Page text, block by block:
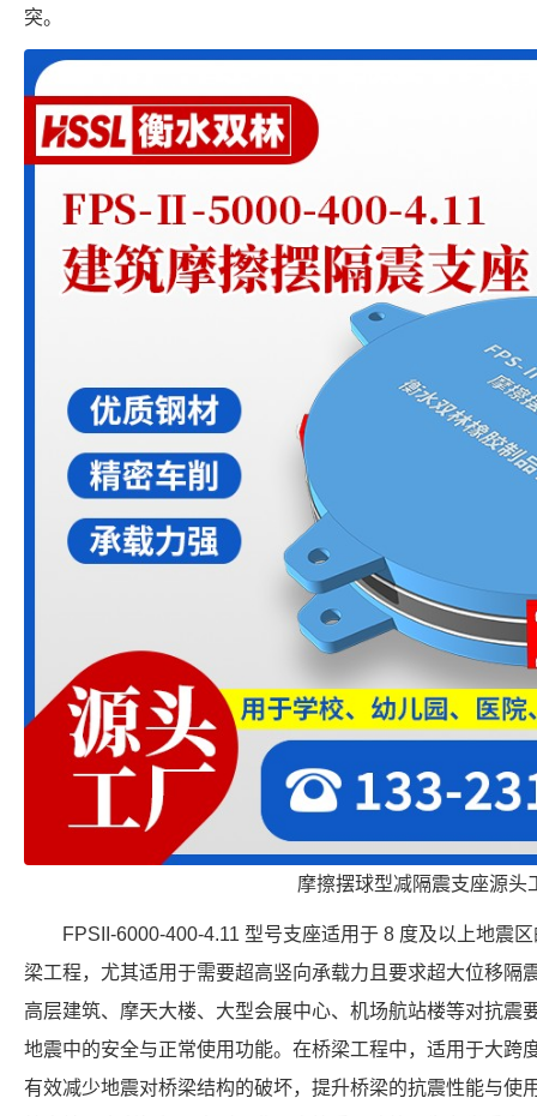
突。
摩擦摆球型减隔震支座源头
FPSII-6000-400-4.11 型号支座适用于 8 度及以上地震
梁工程，尤其适用于需要超高竖向承载力且要求超大位移隔
高层建筑、摩天大楼、大型会展中心、机场航站楼等对抗震
地震中的安全与正常使用功能。在桥梁工程中，适用于大跨
有效减少地震对桥梁结构的破坏，提升桥梁的抗震性能与使